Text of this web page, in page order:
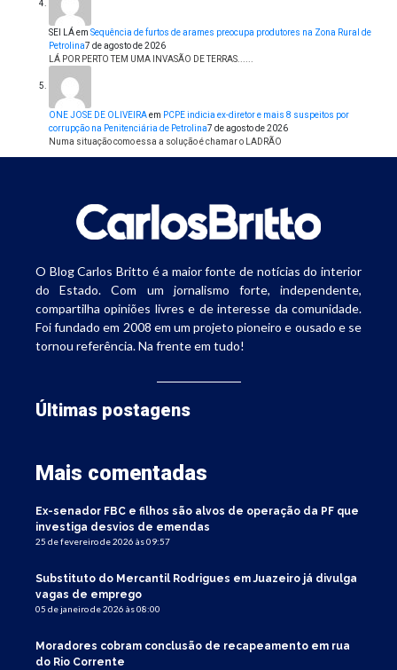
SEI LÁem Sequência de furtos de arames preocupa produtores na Zona Rural de
Petrolina7 de agosto de 2026
LÁ POR PERTO TEM UMA INVASÃO DE TERRAS......
ONE JOSE DE OLIVEIRAem PCPE indicia ex-diretor e mais 8 suspeitos por
corrupção na Penitenciária de Petrolina7 de agosto de 2026
Numa situação como essa a solução é chamar o LADRÃO
O Blog Carlos Britto é a maior fonte de notícias do interior
do Estado. Com um jornalismo forte, independente,
compartilha opiniões livres e de interesse da comunidade.
Foi fundado em 2008 em um projeto pioneiro e ousado e se
tornou referência. Na frente em tudo!
Últimas postagens
Mais comentadas
Ex-senador FBC e filhos são alvos de operação da PF que
investiga desvios de emendas
25 de fevereiro de 2026 às 09:57
Substituto do Mercantil Rodrigues em Juazeiro já divulga
vagas de emprego
05 de janeiro de 2026 às 08:00
Moradores cobram conclusão de recapeamento em rua
do Rio Corrente